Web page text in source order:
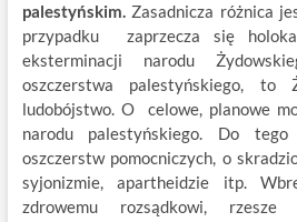
palestyńskim.Zasadnicza różnica
przypadku zaprzecza się
eksterminacji narodu
oszczerstwa palestyńskiego,
ludobójstwo. O celowe, planowe
narodu palestyńskiego. Do
oszczerstw pomocniczych, o
syjonizmie, apartheidzie itp.
zdrowemu rozsądkowi, rzesze